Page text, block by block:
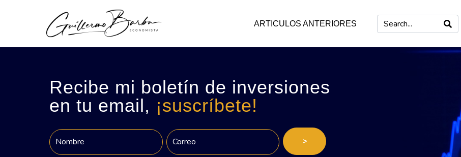
ARTICULOS ANTERIORES
Recibe mi boletín de inversiones
en tu email, ¡suscríbete!
>